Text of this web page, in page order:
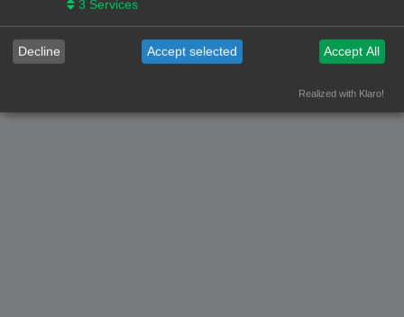
Privacy|Gebruikersvoorwaarden
3 Services
Decline Accept selected Accept All
Realized with Klaro!